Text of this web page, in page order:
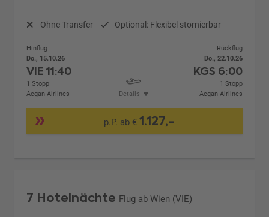
Ohne Transfer Optional: Flexibel stornierbar
Hinflug
Do., 15.10.26
VIE11:40
1 Stopp
Aegan Airlines
Details
Rückflug
Do., 22.10.26
KGS 6:00
1 Stopp
Aegan Airlines
p.P. ab € 1.127,-
7 Hotelnächte Flug ab Wien (VIE)